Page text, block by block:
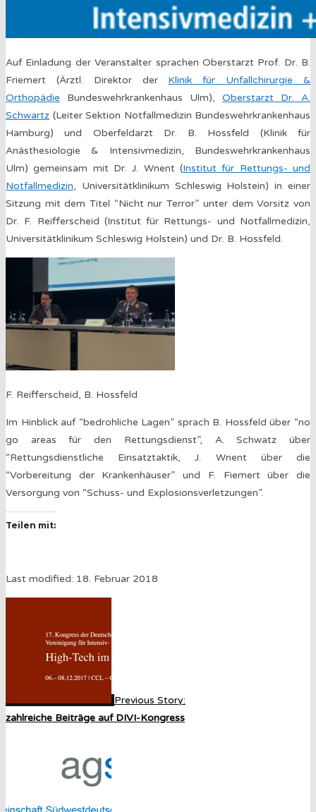
Auf Einladung der Veranstalter sprachen Oberstarzt Prof. Dr. B.
Friemert (Ärztl. Direktor der Klinik für Unfallchirurgie &
Orthopädie Bundeswehrkrankenhaus Ulm), Oberstarzt Dr. A.
Schwartz (Leiter Sektion Notfallmedizin Bundeswehrkrankenhaus
Hamburg) und Oberfeldarzt Dr. B. Hossfeld (Klinik für
Anästhesiologie & Intensivmedizin, Bundeswehrkrankenhaus
Ulm) gemeinsam mit Dr. J. Wnent (Institut für Rettungs- und
Notfallmedizin, Universitätklinikum Schleswig Holstein) in einer
Sitzung mit dem Titel “Nicht nur Terror” unter dem Vorsitz von
Dr. F. Reifferscheid (Institut für Rettungs- und Notfallmedizin,
Universitätklinikum Schleswig Holstein) und Dr. B. Hossfeld.
F. Reifferscheid, B. Hossfeld
Im Hinblick auf “bedrohliche Lagen” sprach B. Hossfeld über “no
go areas für den Rettungsdienst”, A. Schwatz über
“Rettungsdienstliche Einsatztaktik, J. Wnent über die
“Vorbereitung der Krankenhäuser” und F. Fiemert über die
Versorgung von “Schuss- und Explosionsverletzungen”.
Teilen mit:
Last modified: 18. Februar 2018
Previous Story:
zahlreiche Beiträge auf DIVI-Kongress